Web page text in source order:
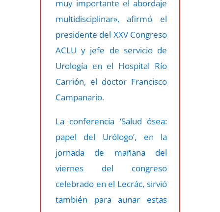
muy importante el abordaje
multidisciplinar», afirmó el
presidente del XXV Congreso
ACLU y jefe de servicio de
Urología en el Hospital Río
Carrión, el doctor Francisco
Campanario.
La conferencia ‘Salud ósea:
papel del Urólogo’, en la
jornada de mañana del
viernes del congreso
celebrado en el Lecrác, sirvió
también para aunar estas